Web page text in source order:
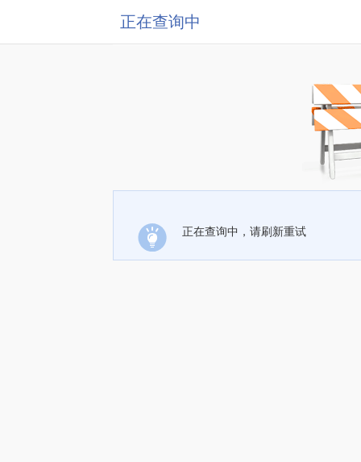
正在查询中
正在查询中，请刷新重试